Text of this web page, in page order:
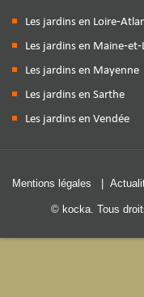
Les jardins en Loire-
Les jardins en Maine-et-
Les jardins en Mayenne
Les jardins en Sarthe
Les jardins en Vendée
Mentions légales
© kocka. Tous